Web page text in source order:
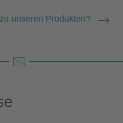
unseren Produkten?